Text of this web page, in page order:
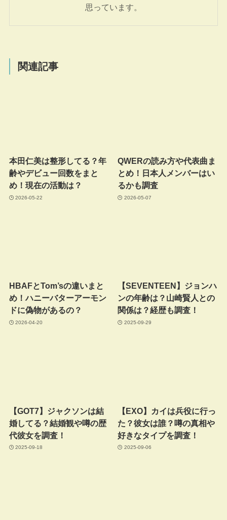
思っています。
関連記事
本田仁美は整形してる？年
齢やデビュー回数をまと
め！現在の活動は？
2026-05-22
QWERの読み方や代表曲ま
とめ！日本人メンバーはい
るかも調査
2026-05-07
HBAFとTom’sの違いまと
め！ハニーバターアーモン
ドに偽物があるの？
2026-04-20
【SEVENTEEN】ジョンハ
ンの年齢は？山崎賢人との
関係は？経歴も調査！
2025-09-29
【GOT7】ジャクソンは結
婚してる？結婚観や噂の歴
代彼女を調査！
2025-09-18
【EXO】カイは兵役に行っ
た？彼女は誰？噂の真相や
好きなタイプを調査！
2025-09-06